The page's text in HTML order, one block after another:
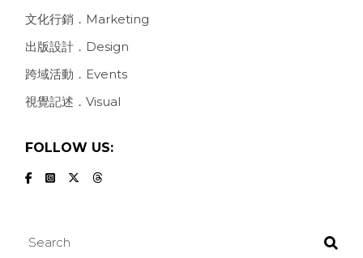
文化行銷．Marketing
出版設計．Design
跨域活動．Events
視覺記述．Visual
FOLLOW US:
Search